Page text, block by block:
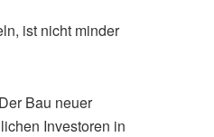
ist nicht minder
Bau neuer
Investoren in